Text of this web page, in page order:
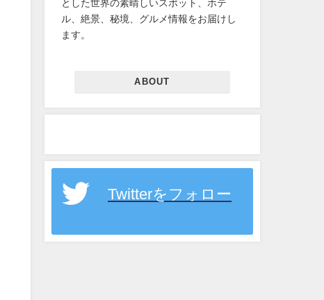
とした世界の素晴しいスポット、ホテ
ル、絶景、秘境、グルメ情報をお届けし
ます。
ABOUT
Twitterをフォロー